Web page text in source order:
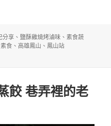
分享 、 鹽酥雞燒烤滷味 、素食蔬
素食 、高雄鳳山 、鳳山站
雞〉中
餃 巷弄裡的老